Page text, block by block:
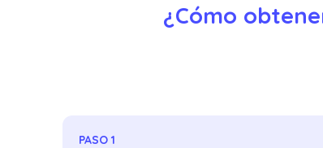
¿Cómo
PASO 1